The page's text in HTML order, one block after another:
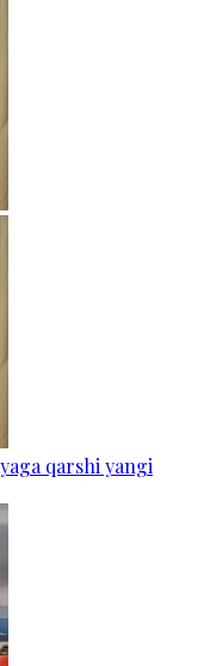
qarshi yangi